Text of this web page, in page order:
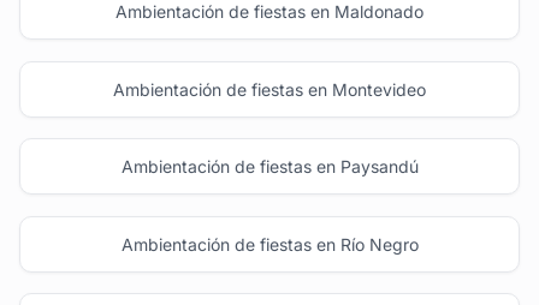
Ambientación de fiestas en Maldonado
Ambientación de fiestas en Montevideo
Ambientación de fiestas en Paysandú
Ambientación de fiestas en Río Negro